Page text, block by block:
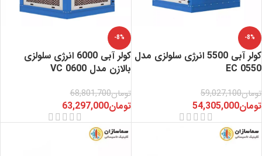
-8%
کولر آبی 5500 انرژی سلولزی مدل
EC 0550
تومان59,027,100
تومان54,305,000
-8%
کولر آبی 6000 انرژی سلولزی
بالازن مدل VC 0600
تومان68,801,700
تومان63,297,000